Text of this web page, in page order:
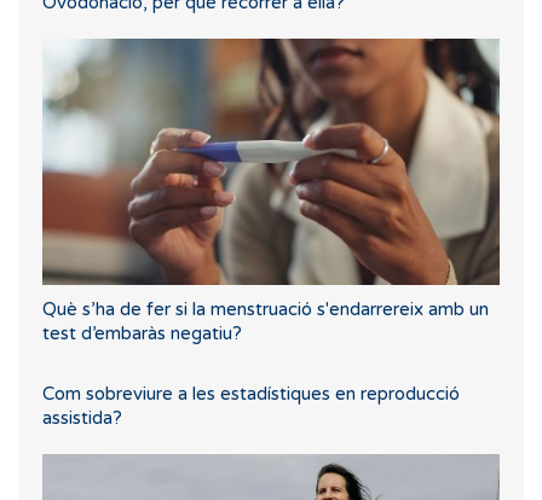
Què s’ha de fer si la menstruació s'endarrereix amb un
test d’embaràs negatiu?
Com sobreviure a les estadístiques en reproducció
assistida?